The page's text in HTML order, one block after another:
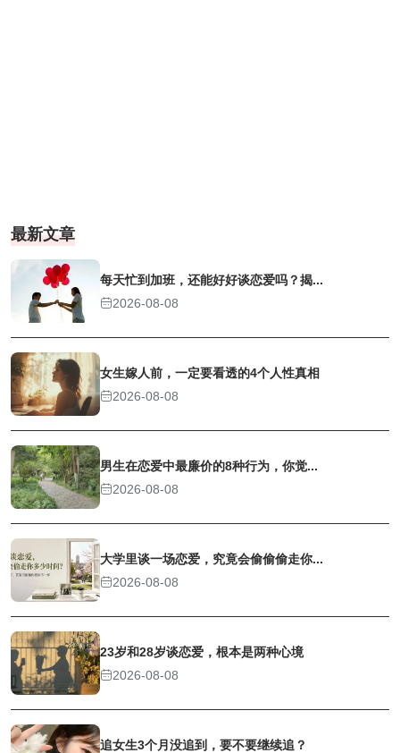
最新文章
每天忙到加班，还能好好谈恋爱吗？揭...
2026-08-08
女生嫁人前，一定要看透的4个人性真相
2026-08-08
男生在恋爱中最廉价的8种行为，你觉...
2026-08-08
大学里谈一场恋爱，究竟会偷偷偷走你...
2026-08-08
23岁和28岁谈恋爱，根本是两种心境
2026-08-08
追女生3个月没追到，要不要继续追？